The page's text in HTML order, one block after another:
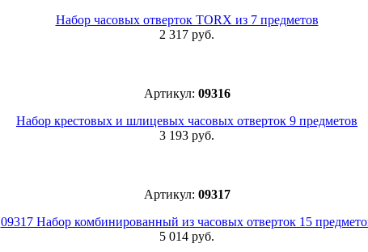
Набор часовых отверток TORX из 7 предметов
2 317 руб.
Артикул: 09316
Набор крестовых и шлицевых часовых отверток 9 предметов
3 193 руб.
Артикул: 09317
09317 Набор комбинированный из часовых отверток 15
5 014 руб.